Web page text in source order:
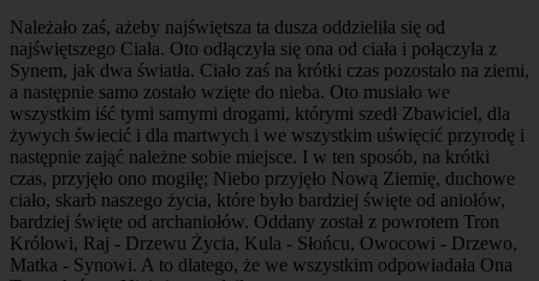
Należało zaś, ażeby najświętsza ta dusza oddzieliła się od
najświętszego Ciała. Oto odłączyła się ona od ciała i połączyła z
Synem, jak dwa światła. Ciało zaś na krótki czas pozostało na ziemi,
a następnie samo zostało wzięte do nieba. Oto musiało we
wszystkim iść tymi samymi drogami, którymi szedł Zbawiciel, dla
żywych świecić i dla martwych i we wszystkim uświęcić przyrodę i
następnie zająć należne sobie miejsce. I w ten sposób, na krótki
czas, przyjęło ono mogiłę; Niebo przyjęło Nową Ziemię, duchowe
ciało, skarb naszego życia, które było bardziej święte od aniołów,
bardziej święte od archaniołów. Oddany został z powrotem Tron
Królowi, Raj - Drzewu Życia, Kula - Słońcu, Owocowi - Drzewo,
Matka - Synowi. A to dlatego, że we wszystkim odpowiadała Ona